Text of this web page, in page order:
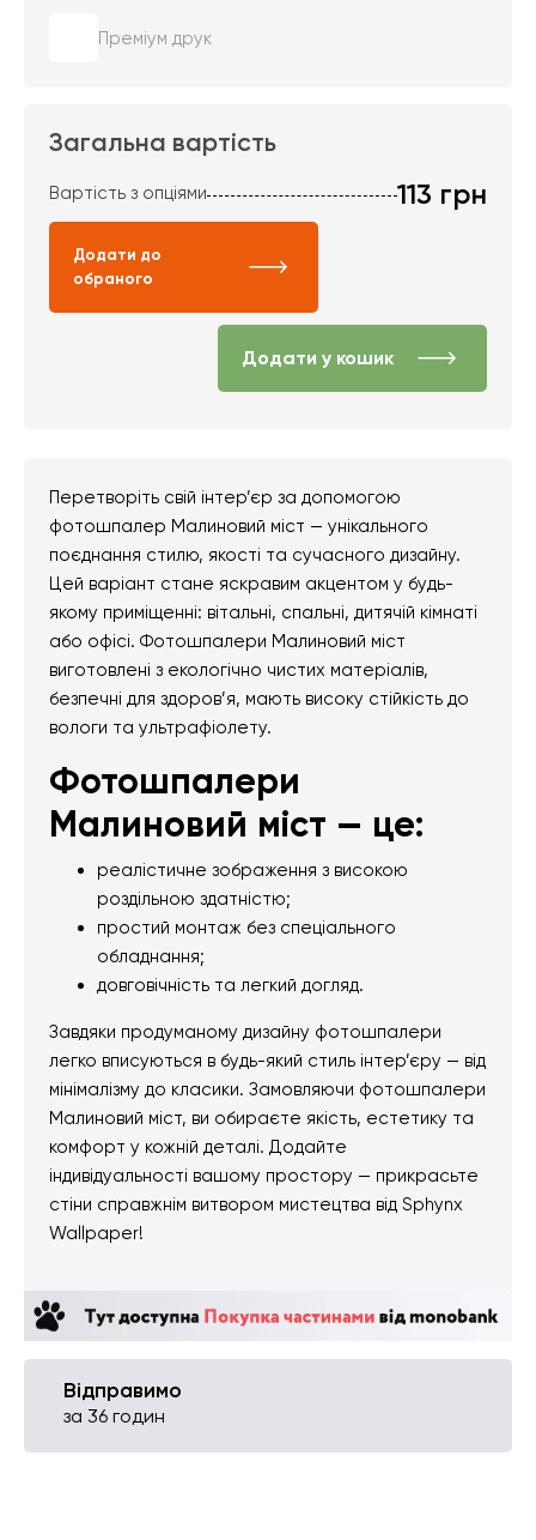
Преміум друк
Загальна вартість
Вартість з опціями 113 грн
Додати до
обраного
Додати у кошик
Перетворіть свій інтер’єр за допомогою
фотошпалер Малиновий міст — унікального
поєднання стилю, якості та сучасного дизайну.
Цей варіант стане яскравим акцентом у будь-
якому приміщенні: вітальні, спальні, дитячій кімнаті
або офісі. Фотошпалери Малиновий міст
виготовлені з екологічно чистих матеріалів,
безпечні для здоров’я, мають високу стійкість до
вологи та ультрафіолету.
Фотошпалери
Малиновий міст — це:
реалістичне зображення з високою
роздільною здатністю;
простий монтаж без спеціального
обладнання;
довговічність та легкий догляд.
Завдяки продуманому дизайну фотошпалери
легко вписуються в будь-який стиль інтер’єру — від
мінімалізму до класики. Замовляючи фотошпалери
Малиновий міст, ви обираєте якість, естетику та
комфорт у кожній деталі. Додайте
індивідуальності вашому простору — прикрасьте
стіни справжнім витвором мистецтва від Sphynx
Wallpaper!
Відправимо
за 36 годин